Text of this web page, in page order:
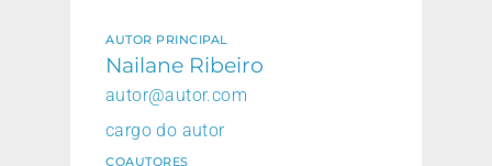
AUTOR PRINCIPAL
Nailane Ribeiro
autor@autor.com
cargo do autor
COAUTORES